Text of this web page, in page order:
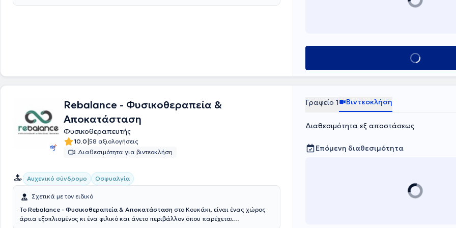
Κλείσε ραντεβού
Rebalance - Φυσικοθεραπεία &
Αποκατάσταση
Φυσικοθεραπευτής
10.0|58 αξιολογήσεις
Διαθεσιμότητα για βιντεοκλήση
Αυχενικό σύνδρομο Οσφυαλγία
Σχετικά με τον ειδικό
Το Rebalance - Φυσικοθεραπεία & Αποκατάσταση στο Κουκάκι, είναι ένας χώρος
άρτια εξοπλισμένος κι ένα φιλικό και άνετο περιβάλλον όπου παρέχεται
Γραφείο 1 Βιντεοκλήση
Διαθεσιμότητα εξ αποστάσεως
Επόμενη διαθεσιμότητα